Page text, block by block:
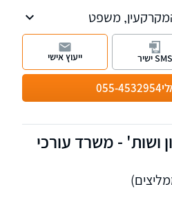
משפט
משרדנו מספק
מכר, פירוק שיתוף,
מסחריים וייצוג חברות.
055-4532954
SMS ישיר ייעוץ אישי
ושות' - משרד עורכי